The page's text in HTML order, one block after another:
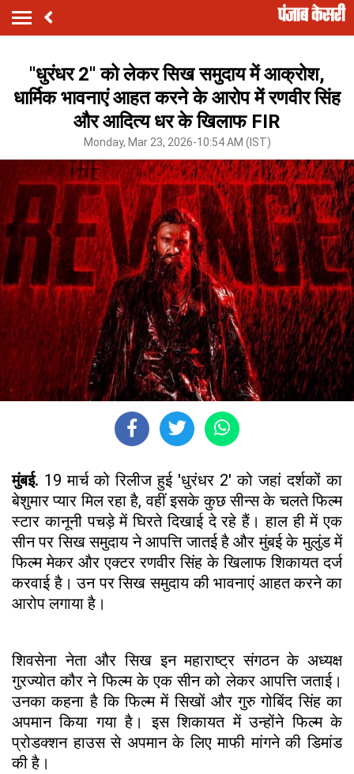
''धुरंधर 2'' को लेकर सिख समुदाय में आक्रोश,
धार्मिक भावनाएं आहत करने के आरोप में रणवीर सिंह
और आदित्य धर के खिलाफ FIR
Monday, Mar 23, 2026-10:54 AM (IST)
मुंबई. 19 मार्च को रिलीज हुई 'धुरंधर 2' को जहां दर्शकों का
बेशुमार प्यार मिल रहा है, वहीं इसके कुछ सीन्स के चलते फिल्म
स्टार कानूनी पचड़े में घिरते दिखाई दे रहे हैं। हाल ही में एक
सीन पर सिख समुदाय ने आपत्ति जातई है और मुंबई के मुलुंड में
फिल्म मेकर और एक्टर रणवीर सिंह के खिलाफ शिकायत दर्ज
करवाई है। उन पर सिख समुदाय की भावनाएं आहत करने का
आरोप लगाया है।
शिवसेना नेता और सिख इन महाराष्ट्र संगठन के अध्यक्ष
गुरज्योत कौर ने फिल्म के एक सीन को लेकर आपत्ति जताई।
उनका कहना है कि फिल्म में सिखों और गुरु गोबिंद सिंह का
अपमान किया गया है। इस शिकायत में उन्होंने फिल्म के
प्रोडक्शन हाउस से अपमान के लिए माफी मांगने की डिमांड
की है।